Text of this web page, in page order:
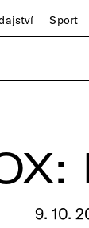
Sport
9. 10.